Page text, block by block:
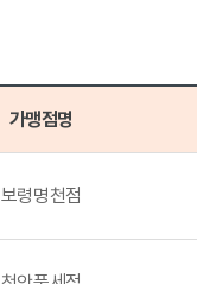
가맹점명
보령명천점